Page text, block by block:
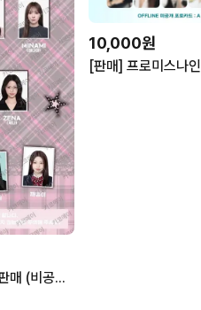
리센느 증명사진 판매 (비공식 굿즈)
10,000원